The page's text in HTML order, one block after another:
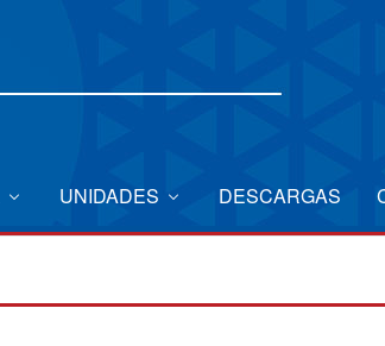
UNIDADES DESCARGAS